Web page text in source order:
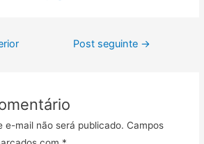
Post seguinte →
e-mail não será publicado. Campos